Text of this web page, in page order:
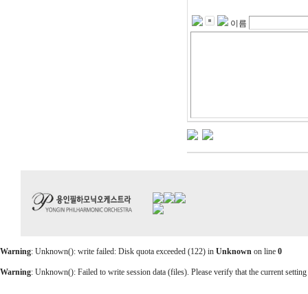
이름
Warning: Unknown(): write failed: Disk quota exceeded (122) in Unknown on line 0
Warning: Unknown(): Failed to write session data (files). Please verify that the current